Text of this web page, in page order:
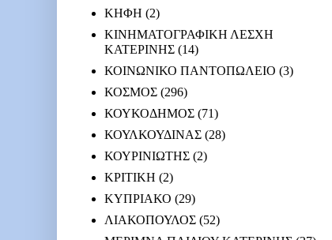
ΚΗΦΗ (2)
ΚΙΝΗΜΑΤΟΓΡΑΦΙΚΗ ΛΕΣΧΗ
ΚΑΤΕΡΙΝΗΣ (14)
ΚΟΙΝΩΝΙΚΟ ΠΑΝΤΟΠΩΛΕΙΟ (3)
ΚΟΣΜΟΣ (296)
ΚΟΥΚΟΔΗΜΟΣ (71)
ΚΟΥΛΚΟΥΔΙΝΑΣ (28)
ΚΟΥΡΙΝΙΩΤΗΣ (2)
ΚΡΙΤΙΚΗ (2)
ΚΥΠΡΙΑΚΟ (29)
ΛΙΑΚΟΠΟΥΛΟΣ (52)